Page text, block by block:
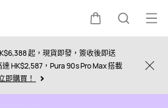
購
物
蒐
索
打
選
起，現貨即發，簽收後即送
HK$2,587，Pura 90s Pro Max 搭載
即購買！